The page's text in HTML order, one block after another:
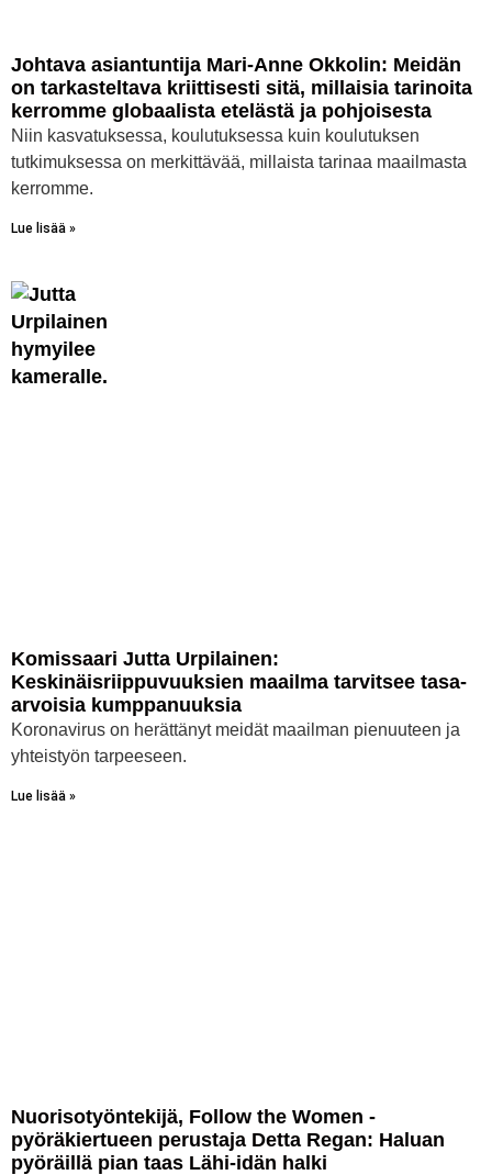
Johtava asiantuntija Mari-Anne Okkolin: Meidän
on tarkasteltava kriittisesti sitä, millaisia tarinoita
kerromme globaalista etelästä ja pohjoisesta
Niin kasvatuksessa, koulutuksessa kuin koulutuksen
tutkimuksessa on merkittävää, millaista tarinaa maailmasta
kerromme.
Lue lisää »
Komissaari Jutta Urpilainen:
Keskinäisriippuvuuksien maailma tarvitsee tasa-
arvoisia kumppanuuksia
Koronavirus on herättänyt meidät maailman pienuuteen ja
yhteistyön tarpeeseen.
Lue lisää »
Nuorisotyöntekijä, Follow the Women -
pyöräkiertueen perustaja Detta Regan: Haluan
pyöräillä pian taas Lähi-idän halki